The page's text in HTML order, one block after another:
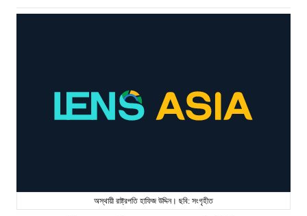
অস্থায়ী রাষ্ট্রপতি হাফিজ উদ্দিন। ছবি: সংগৃহীত